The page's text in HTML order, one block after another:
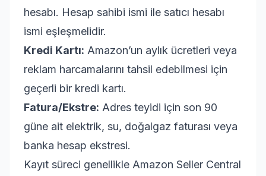
hesabı. Hesap sahibi ismi ile satıcı hesabı
ismi eşleşmelidir.
Kredi Kartı: Amazon’un aylık ücretleri veya
reklam harcamalarını tahsil edebilmesi için
geçerli bir kredi kartı.
Fatura/Ekstre: Adres teyidi için son 90
güne ait elektrik, su, doğalgaz faturası veya
banka hesap ekstresi.
Kayıt süreci genellikle Amazon Seller Central